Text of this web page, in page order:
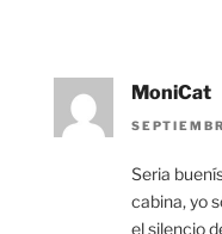
MoniCat
Seria
cabina, yo
el silencio